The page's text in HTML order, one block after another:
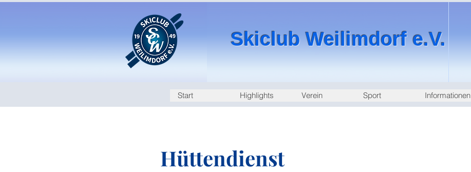
Skiclub Weilimdorf e.V.
Start Highlights Verein Sport Informationen
Hüttendienst